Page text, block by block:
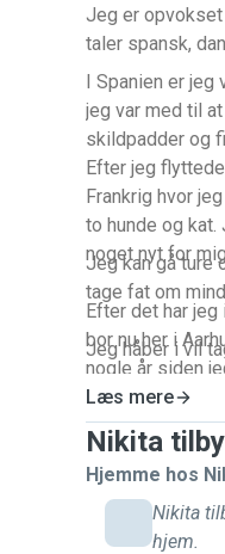
Jeg er opvokset
taler spansk,
I Spanien er jeg
jeg var med til
skildpadder og
Efter jeg
Frankrig hvor jeg blandt
to hunde og
noget nyt for
Efter det har
bor nu her i
nogle år siden
min egen kat,
Derfor vil jeg
dyrepassningens hjørne. Jeg har som sagt mest
frisk på det
Jeg kan gå ture
tage fat om
Jeg håber i vil
Læs mere
Nikita
Hjemme hos
Nikita
hjem.